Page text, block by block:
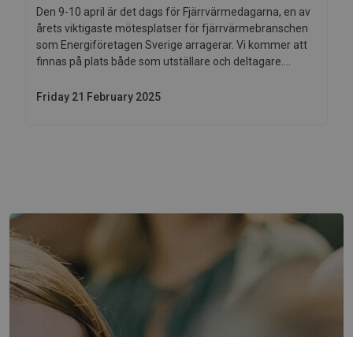
Den 9-10 april är det dags för Fjärrvärmedagarna, en av
årets viktigaste mötesplatser för fjärrvärmebranschen
som Energiföretagen Sverige arragerar. Vi kommer att
finnas på plats både som utställare och deltagare....
Friday 21 February 2025